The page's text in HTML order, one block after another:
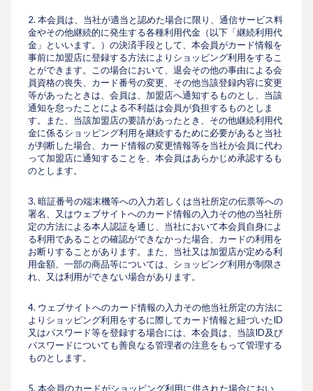
2. 本会員は、当社が適当と認めた場合に限り、通信サービス料
⾦やその他継続的に発⽣する各種利⽤代⾦（以下「継続利⽤代
⾦」といいます。）の決済⼿段として、本会員がカード情報を
事前に加盟店に登録する⽅法によりショッピング利⽤をするこ
とができます。この場合において、退会その他の事由による会
員資格の喪失、カード番号の変更、その他当該登録内容に変更
等があったときは、会員は、加盟店へ通知するものとし、当該
通知を怠ったことによる不利益は会員が負担するものとしま
す。また、当該加盟店の要請があったとき、その他継続利⽤代
⾦に係るショッピング利⽤を継続するために必要があると当社
が判断した場合、カード情報の変更情報等を当社が会員に代わ
って加盟店に通知することを、本会員はあらかじめ承認するも
のとします。
3. 暗証番号の端末機等への⼊⼒若しくは当社所定の伝票等への
署名、又はウェブサイトへのカード情報の入力その他の当社所
定の⽅法による本⼈認証を通じ、当社において本会員自身によ
る利用であることの確認ができなかった場合、カードの利⽤を
お断りすることがあります。また、当社又は加盟店が定める利
⽤⾦額、⼀部の商品等については、ショッピング利⽤が制限さ
れ、又は利⽤ができない場合があります。
4. ウェブサイトへのカード情報の入力その他当社所定の方法に
よりショッピング利用をするに際してカード情報と紐づいたID
又はパスワード等を登録する場合には、本会員は、当該ID及び
パスワードについても善良なる管理者の注意をもって管理する
ものとします。
5. 本会員のカードがショッピング利用に供された場合におい